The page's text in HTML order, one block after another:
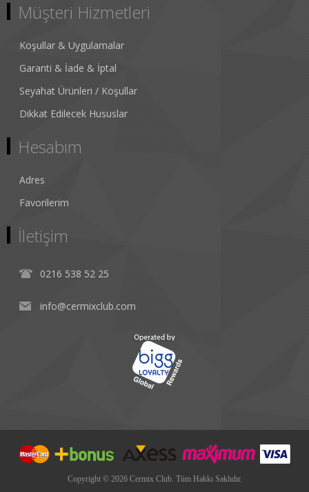
Müşteri Hizmetleri
Koşullar & Uygulamalar
Garanti & İade & İptal
Seyahat Ürünleri / Koşullar
Dikkat Edilecek Hususlar
Hesabım
Adres
Favorilerim
İletişim
0216 538 52 25
info@cermixclub.com
Copyright © 2026 Cermix Club. Tüm Hakkı Saklıdır.